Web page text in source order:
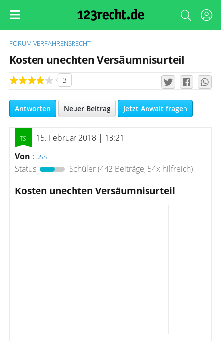
FORUM VERFAHRENSRECHT
Kosten unechten Versäumnisurteil
3
Antworten Neuer Beitrag Jetzt Anwalt fragen
15. Februar 2018 | 18:21
Von cass
Status:
Schüler(442 Beiträge, 54x hilfreich)
Kosten unechten Versäumnisurteil